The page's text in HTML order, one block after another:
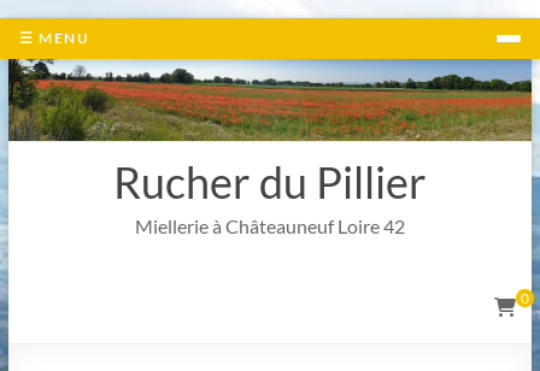
☰ MENU
Aller
contenu
Rucher du Pillier
Miellerie à Châteauneuf Loire 42
0